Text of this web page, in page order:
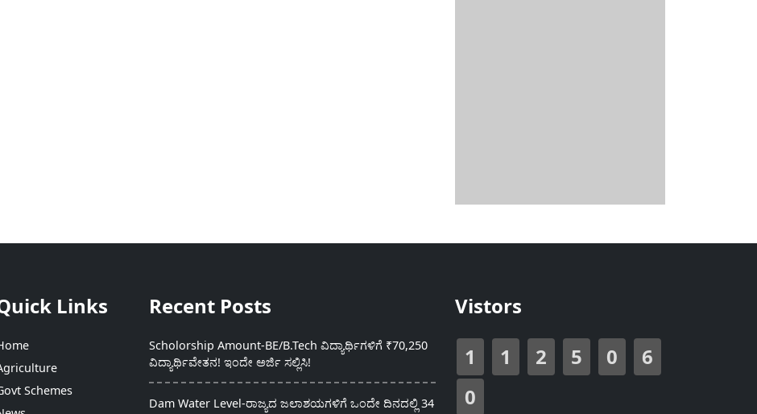
Links
Schemes
Recent Posts
Scholorship Amount-BE/B.Tech ವಿದ್ಯಾರ್ಥಿಗಳಿಗೆ ₹70,250
ವಿದ್ಯಾರ್ಥಿವೇತನ! ಇಂದೇ ಅರ್ಜಿ ಸಲ್ಲಿಸಿ!
Dam Water Level-ರಾಜ್ಯದ ಜಲಾಶಯಗಳಿಗೆ ಒಂದೇ ದಿನದಲ್ಲಿ 34
Vistors
1
1 2 5 0
6
0